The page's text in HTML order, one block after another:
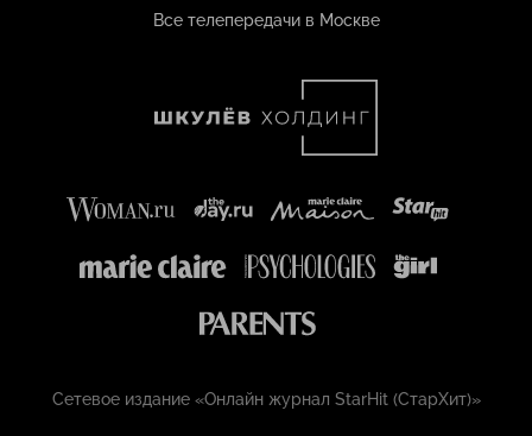
Все телепередачи в Москве
Сетевое издание «Онлайн журнал StarHit (СтарХит)»